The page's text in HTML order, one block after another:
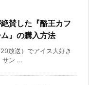
賛した『酪王カフ
』の購入方法
放送）でアイス大好き
サン ...